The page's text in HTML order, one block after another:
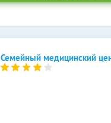
Семейный медицинский